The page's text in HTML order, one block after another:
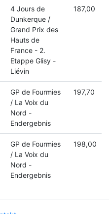
4 Jours de
Dunkerque /
Grand Prix des
Hauts de
France - 2.
Etappe Glisy -
Liévin
187,00
GP de Fourmies
/ La Voix du
Nord -
Endergebnis
197,70
GP de Fourmies
/ La Voix du
Nord -
Endergebnis
198,00